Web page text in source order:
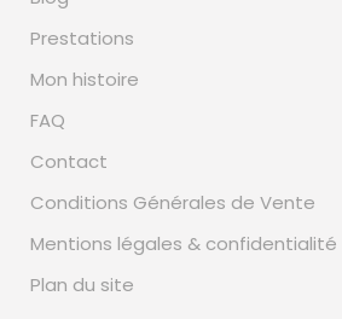
Prestations
Mon histoire
FAQ
Contact
Conditions Générales de Vente
Mentions légales & confidentialité
Plan du site